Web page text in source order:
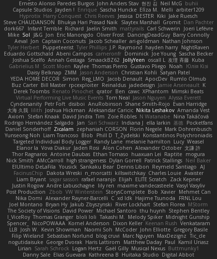
Ernesto Alonso Paredes Burgos John Anders Stav 현진 김 Neil McG buhii
Capsule Studios Jayden ! Enrique Sascha Huncke Elīza M. Melli arbiter1209
Hyprotix Harry Conquest Chris Reeves Jessica DESTER Kiki Jake Ruesch
Steve CHAUDANSON Bhukya Hari Prasad Naik Slaytex Marshall Gromit Dan Pachter
dork667
Infant Terrible Richard Jaelin Smith mattyrails Carl Schwerin
Joeri Lefévre
Mike Sol J&G Jon Eric Manongdo Oliver Frost DancingDeadGuy Barry Connolly
Aeval Jon Captain Coconuts Jacob Schealler ari-goldman Nathan Johnson
Tyler Herbert Puppeteerist Tyler Phillips J.P. Raymond hayden harry NightRaven
Eduardo Gottschald Abeni Campos cameronfr Dominick Joe Young Sascha Becker
Joshua Scelfo Annah Gestaga SmaackBZ62 JollyYeen oscall L 友理 斉藤 Kuba
Gabrielius M
Scott Moen Kaylee Thomas Pierro Gustavo Pliego Noah
Юлія Кізі
Daisy Belknap ZMM Jason Anderson Christian Kohli Satyan Patel
YEDA HOME DECOR Simon Reg_LMO Jacob Denault ApocDev Rumlo Olmub
Buz Carter Bill Master rpcexploiter Reinaldus jadedesign Jamie Arseneault K
Derek Toombs Renato Pinochet qrator Ben cawc XPhantom Mimski Beats
Virtual Performing Live Music Events Tom Neal Jason Nguyen Alyssa Everett
Cyndersanity Petr Fořt disiboi AnuRobinson Shane Smith-Rojo Evan Harridge
大海 久我 lilith Joshua Hickman Aleksandar Caricic Nikita Leshakov Amanda Vest
Axiom
Stefan Knaak David Jindra Tim Zoie Robles N Watanabe Nina Takáčová
Rodrigo Hernández Salgado
Jan Sari Schwarz Indiana J ella larkin 基德 Pocketfans
Daniel Sonderhoff Zicalam zephaniah CORSON Florin Negele Mark Dohrenbusch
Yunseong Noh Liam Trancoso Blob Phill D T_Zydelski Konstantinos Polychroniadis
Targeted Individual Body Logger Randy Lane melanie hamilton Lucy Weasel
Elanor la Vova Diakur Jaden Rosi Alon Cohen Alexander October 文謙 許
Thor Ragnaros Antoine Daubas Ethan Tomaso huaxuan Lei Raptite mogura
Nick Smith AMcCarroll high strangeness Dylan Gorrell Patrick Stallings Neil Baker
ElUltimo DeLaFila Yousick Sankaku Bear Dennis Libon Reymeld Santiago AJ
FacinusChip
Dakota Wreski n_morcatti killswitchkay Charles Louie Avaister
Liam Bryant sagar sasson rafael naranjo Elijah ELITE Scratch
Zack Kepner
Justin Rogow Andre Labuschagne lily ren maxime vandecasteele Vasyl Vasyliv
Post Production
Zbob VW Winterstein StorysComplete Bob Xavier Mehmet Can
Nika Domi Alexander Rayner-Barcelli C xd Idk Hajime Tsunoda
FRNL Lou
Joel Montano Bryan Hy Jakub Zbyszynski River Lockhart Stefan Florea MStorm
The Society of Visions David Power Michael Santoro thu huynh Stephen Bentley
I_ViceRoy Thomas Granger bloli loli Takashi M. Melody Spiker Midnight Gunship
Spencer_
NicoPOWAAA Kornel Anderson Dixon Keller Keenan Rush Venkataram
LLB Josh W. Kevin Showman Naomi Soh McCoder John Elliotte Gregory Basile
Filip Wieland
Sebastian Norlund blog cruvi Marc Nguyen MaxDezignz Tic_cle
nogutidaisuke George Dvorak Haris Lattirom Matthew Daday Paul Kamil Uriasz
Lirian Sarah Schrock Logan Hertz Gaël Gilly Musical Nexus Buttmunky1
Danny Sale Elias Guevara Kathreena B Huitaka Studio Digital Abbot